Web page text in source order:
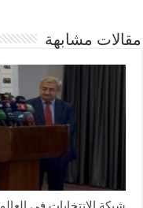
مقالات مشابهة
شبكة الانتخابات في